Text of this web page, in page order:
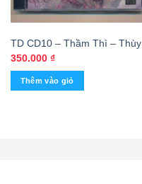
TD CD10 – Thầm Thì – Thùy
Dương
350.000 ₫
Thêm vào giỏ